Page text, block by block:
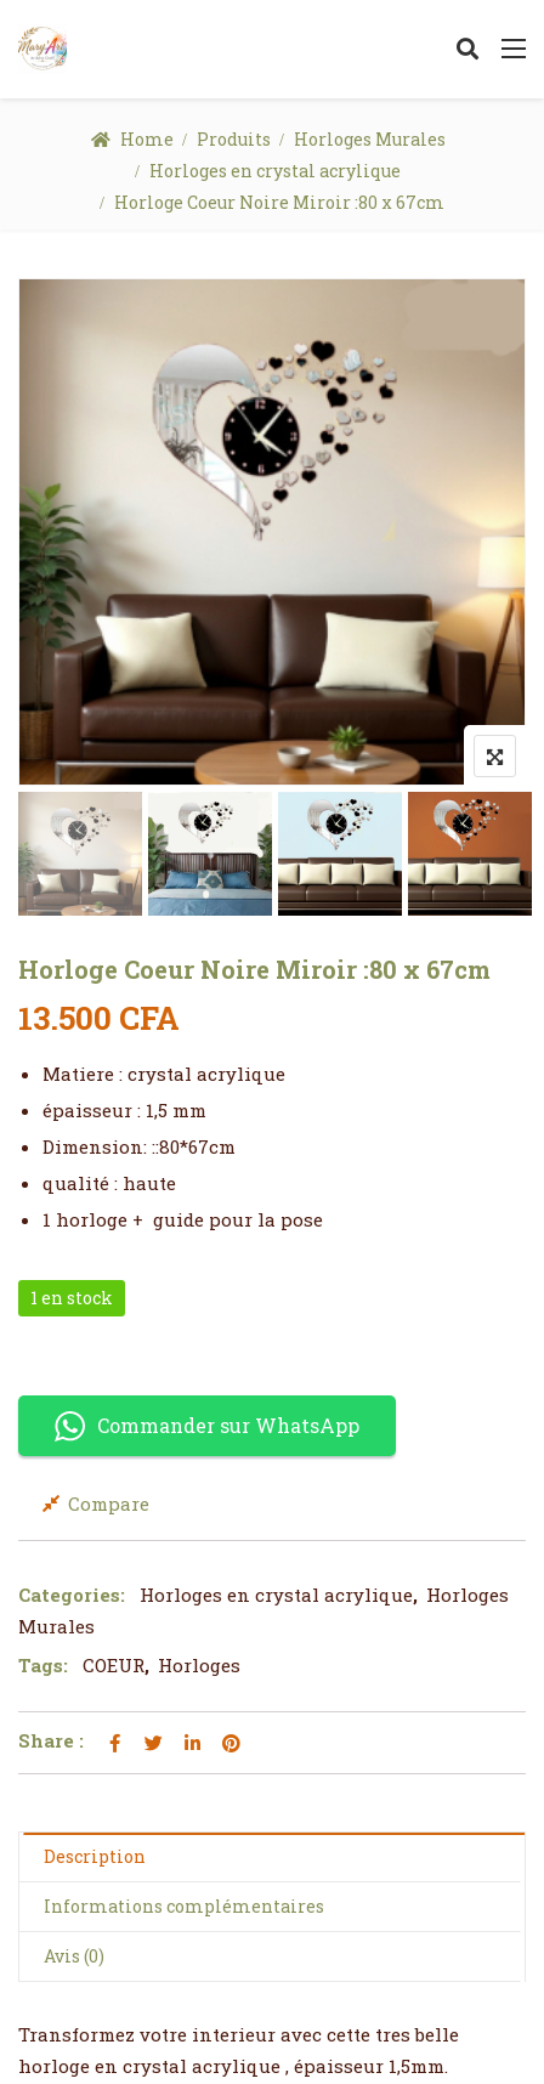
Home Produits
Horloges Murales
Horloges en crystal acrylique
Horloge Coeur Noire Miroir :80 x 67cm
Horloge Coeur Noire Miroir :80 x 67cm
13.500 CFA
Matiere : crystal acrylique
épaisseur : 1,5 mm
Dimension: ::80*67cm
qualité : haute
1 horloge + guide pour la pose
1 en stock
Commander sur WhatsApp
Compare
Categories: Horloges en crystal acrylique, Horloges
Murales
Tags:
COEUR, Horloges
Share :
Description
Informations complémentaires
Avis (0)
Transformez votre interieur avec cette tres belle
horloge en crystal acrylique , épaisseur 1,5mm.